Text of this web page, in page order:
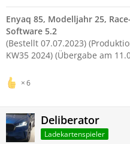
Enyaq 85, Modelljahr 25,
Software 5.2
(Bestellt 07.07.2023)
KW35 2024) (Übergabe am
6
Deliberator
Ladekartenspieler